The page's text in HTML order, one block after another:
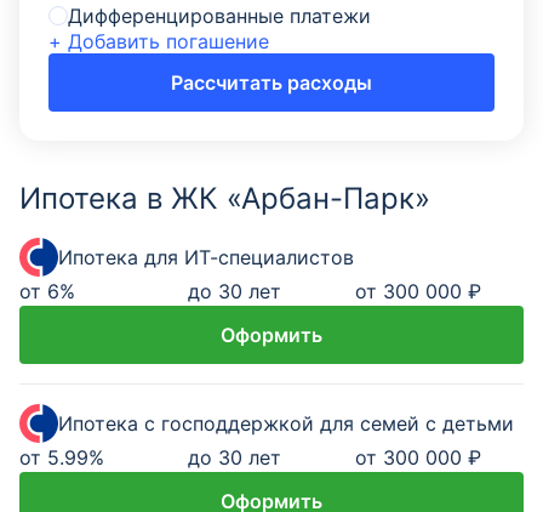
Дифференцированные платежи
+ Добавить погашение
Рассчитать расходы
Ипотека в ЖК «Арбан-Парк»
Ипотека для ИТ-специалистов
от 6% до 30 лет
от 300 000 ₽
Оформить
Ипотека с господдержкой для семей с детьми
от 5.99% до 30 лет
от 300 000 ₽
Оформить